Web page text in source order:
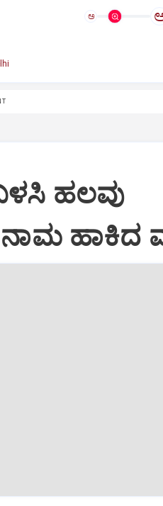
ಅ
ಹಲವು